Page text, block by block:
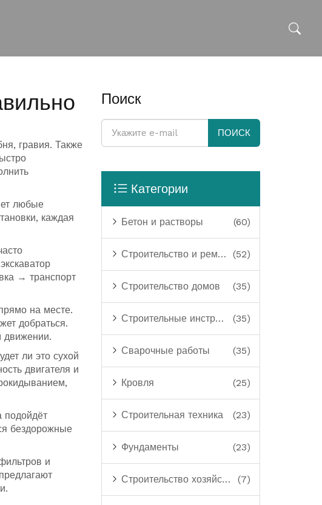
гравия. Также
любые
каждая
→ транспорт
на месте.
добраться.
движении.
ли это сухой
двигателя и
подойдёт
бездорожные
и
Поиск
ПОИСК
Категории
Бетон и растворы (60)
Строительство и ремонт (52)
Строительство домов (35)
Строительные инструменты (35)
Сварочные работы (35)
Кровля (25)
Строительная техника (23)
Фундаменты (23)
Строительство хозяйственных построек (7)